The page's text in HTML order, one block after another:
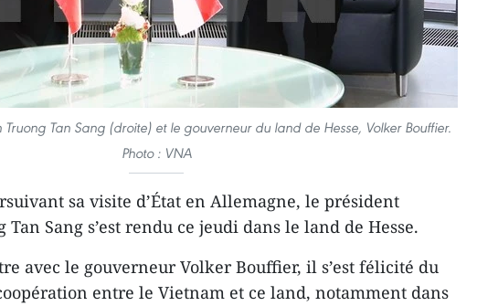
Tan Sang (droite) et le gouverneur du land de Hesse, Volker Bouffier.
Photo : VNA
sa visite d’État en Allemagne, le président
Sang s’est rendu ce jeudi dans le land de Hesse.
avec le gouverneur Volker Bouffier, il s’est félicité du
entre le Vietnam et ce land, notamment dans